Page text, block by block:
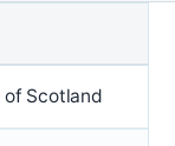
of Scotland